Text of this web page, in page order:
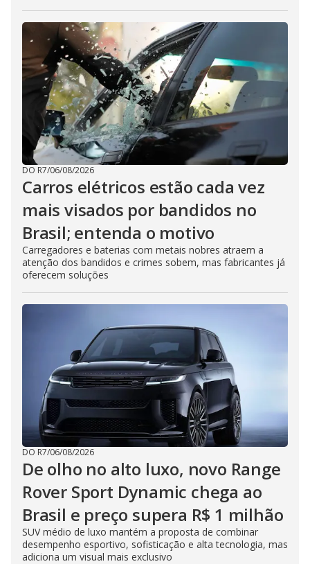
DO R7/06/08/2026
Carros elétricos estão cada vez
mais visados por bandidos no
Brasil; entenda o motivo
Carregadores e baterias com metais nobres atraem a
atenção dos bandidos e crimes sobem, mas fabricantes já
oferecem soluções
DO R7/06/08/2026
De olho no alto luxo, novo Range
Rover Sport Dynamic chega ao
Brasil e preço supera R$ 1 milhão
SUV médio de luxo mantém a proposta de combinar
desempenho esportivo, sofisticação e alta tecnologia, mas
adiciona um visual mais exclusivo